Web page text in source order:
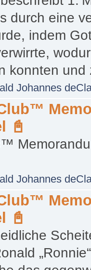
konnten und
Johannes
📓
Johannes
📓
das
Krise.
an